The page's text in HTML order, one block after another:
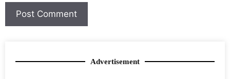
Advertisement